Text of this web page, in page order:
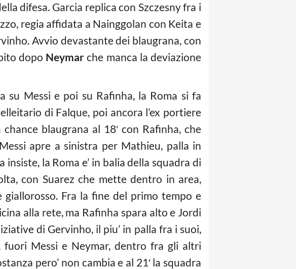
difesa. Garcia replica con Szczesny fra i
regia affidata a Nainggolan con Keita e
Avvio devastante dei blaugrana, con
dopo Neymar che manca la deviazione
su Messi e poi su Rafinha, la Roma si fa
di Falque, poi ancora l’ex portiere
blaugrana al 18′ con Rafinha, che
apre a sinistra per Mathieu, palla in
la Roma e’ in balia della squadra di
con Suarez che mette dentro in area,
Fra la fine del primo tempo e
alla rete, ma Rafinha spara alto e Jordi
di Gervinho, il piu’ in palla fra i suoi,
fuori Messi e Neymar, dentro fra gli altri
pero’ non cambia e al 21′ la squadra